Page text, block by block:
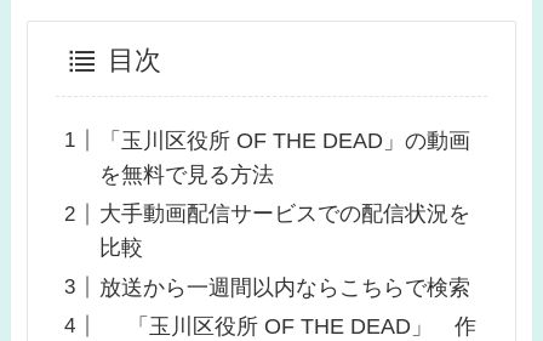
目次
「玉川区役所 OF THE DEAD」の動画
を無料で見る方法
大手動画配信サービスでの配信状況を
比較
放送から一週間以内ならこちらで検索
「玉川区役所 OF THE DEAD」 作